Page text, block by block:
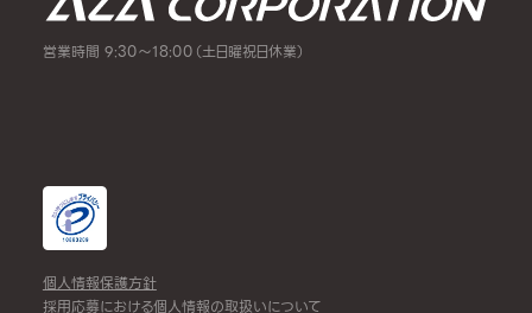
営業時間 9:30～18:00（土日曜祝日休業）
個人情報保護方針
採用応募における個人情報の取扱いについて